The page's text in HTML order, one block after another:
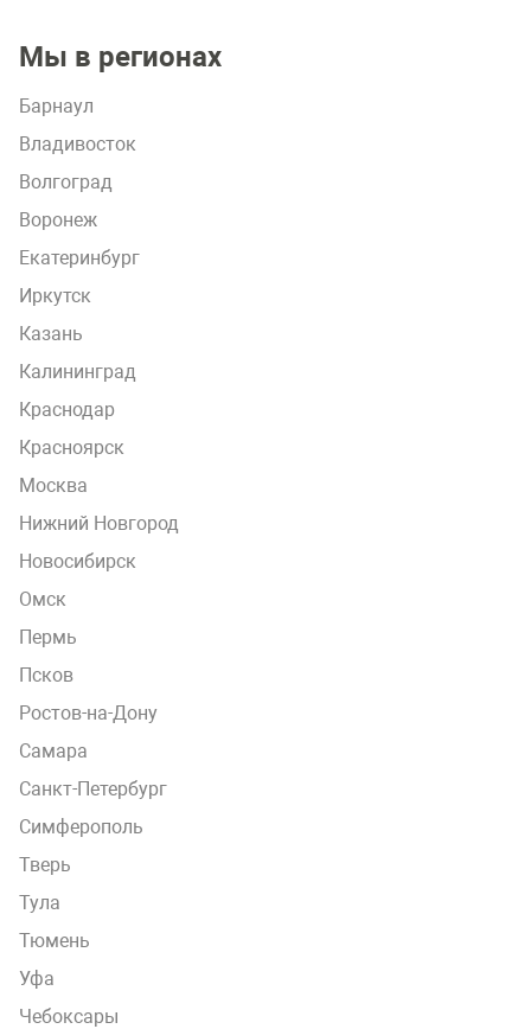
Мы в регионах
Барнаул
Владивосток
Волгоград
Воронеж
Екатеринбург
Иркутск
Казань
Калининград
Краснодар
Красноярск
Москва
Нижний Новгород
Новосибирск
Омск
Пермь
Псков
Ростов-на-Дону
Самара
Санкт-Петербург
Симферополь
Тверь
Тула
Тюмень
Уфа
Чебоксары